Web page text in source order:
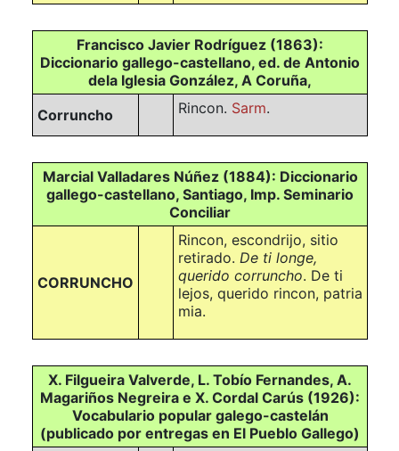
Francisco Javier Rodríguez (1863):
Diccionario gallego-castellano, ed. de Antonio
dela Iglesia González, A Coruña,
Corruncho
Rincon. Sarm.
Marcial Valladares Núñez (1884): Diccionario
gallego-castellano, Santiago, Imp. Seminario
Conciliar
CORRUNCHO
Rincon, escondrijo, sitio
retirado. De ti longe,
querido corruncho. De ti
lejos, querido rincon, patria
mia.
X. Filgueira Valverde, L. Tobío Fernandes, A.
Magariños Negreira e X. Cordal Carús (1926):
Vocabulario popular galego-castelán
(publicado por entregas en El Pueblo Gallego)